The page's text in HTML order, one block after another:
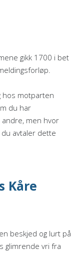
gikk 1700 i bet
hos motparten
du har
men hvor
avtaler dette
Kåre
beskjed og lurt på
glimrende vri fra